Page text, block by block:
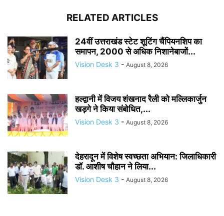
RELATED ARTICLES
24वीं उत्तराखंड स्टेट शूटिंग चैंपियनशिप का
समापन, 2000 से अधिक निशानेबाजों...
Vision Desk 3 - August 8, 2026
हल्द्वानी में विजय शंखनाद रैली को मल्लिकार्जुन
खड़गे ने किया संबोधित,...
Vision Desk 3 - August 8, 2026
देहरादून में विशेष स्वच्छता अभियान: जिलाधिकारी
डॉ. आशीष चौहान ने लिया...
Vision Desk 3 - August 8, 2026